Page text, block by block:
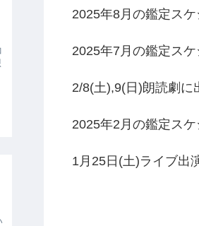
2025年8月の鑑定ス
2025年7月の鑑定ス
2/8(土),9(日)朗読劇に
2025年2月の鑑定ス
1月25日(土)ライブ出